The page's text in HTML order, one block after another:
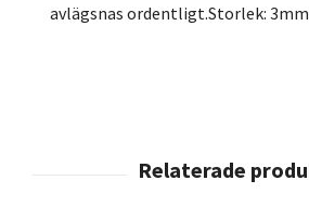
avlägsnas ordentligt.Storlek: 3mm